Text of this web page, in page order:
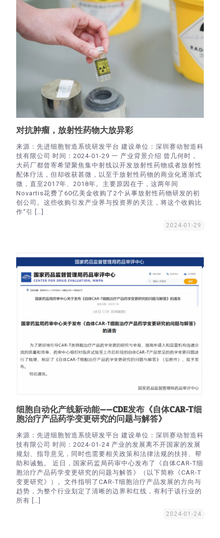
2024-01-29
对抗肿瘤，放射性药物大放异彩
来源：先进细胞智造系统研发平台 建设单位：深圳赛动智造科
技有限公司 时间：2024-01-29 一 产业背景介绍 曾几何时，
大药厂都曾寄希望聚焦集中射线以开发放射性药物或者放射性
配体疗法，但却收获甚微，以至于放射性药物的商业化逐渐式
微，直至2017年、2018年。主要原因在于，这两年间
Novartis花费了60亿美金收购了2个从事放射性药物研发的初
创公司。这些收购引发产业界与投资界的关注，将这个收购比
作“引
[…]
2024-01-24
细胞自动化产线新动能——CDE发布《自体CAR-T细
胞治疗产品药学变更研究的问题与解答》
来源：先进细胞智造系统研发平台 建设单位：深圳赛动智造科
技有限公司 时间：2024-01-24 产业的发展离不开国家的发展
规划、指导意见，同时也需要相关政策和法律法规的扶持、帮
助和诫勉。 近日，国家药监局药审中心发布了《自体CAR-T细
胞治疗产品药学变更研究的问题与解答》（以下简称《CAR-T
变更研究》）。文件指明了CAR-T细胞治疗产品发展的方向与
趋势，为整个行业划定了清晰的边界和红线，有利于该行业的
所有 […]